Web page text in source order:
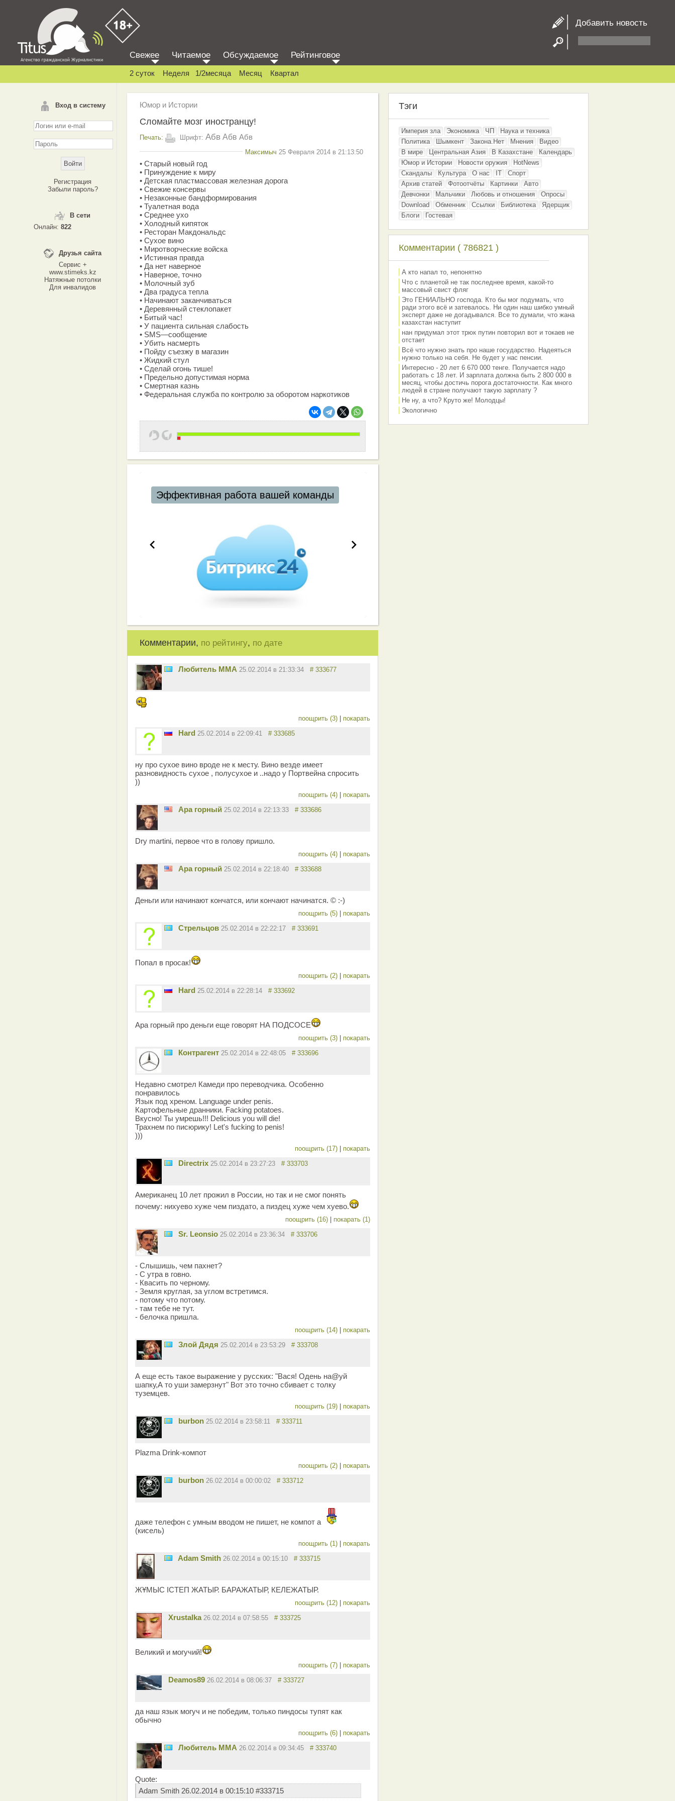
Добавить новость
Вход в систему
Регистрация
Забыли пароль?
В сети
Онлайн: 822
Друзья сайта
Сервис +
www.stimeks.kz
Натяжные потолки
Для инвалидов
Свежее Читаемое Обсуждаемое Рейтинговое
2 суток Неделя 1/2месяца Месяц Квартал
Юмор и Истории
Сломайте мозг иностранцу!
Печать: Шрифт: Абв Абв Абв
Максимыч 25 Февраля 2014 в 21:13:50
• Старый новый год
• Принуждение к миру
• Детская пластмассовая железная дорога
• Свежие консервы
• Незаконные бандформирования
• Туалетная вода
• Среднее ухо
• Холодный кипяток
• Ресторан Макдональдс
• Сухое вино
• Миротворческие войска
• Истинная правда
• Да нет наверное
• Наверное, точно
• Молочный зуб
• Два градуса тепла
• Начинают заканчиваться
• Деревянный стеклопакет
• Битый час!
• У пациента сильная слабость
• SMS—сообщение
• Убить насмерть
• Пойду съезжу в магазин
• Жидкий стул
• Сделай огонь тише!
• Предельно допустимая норма
• Смертная казнь
• Федеральная служба по контролю за оборотом наркотиков
Эффективная работа вашей команды
Комментарии, по рейтингу, по дате
Любитель ММА 25.02.2014 в 21:33:34 # 333677
поощрить (3) покарать
Hard 25.02.2014 в 22:09:41 # 333685
ну про сухое вино вроде не к месту. Вино везде имеет
разновидность сухое , полусухое и ..надо у Портвейна спросить
))
поощрить (4) покарать
Ара горный 25.02.2014 в 22:13:33 # 333686
Dry martini, первое что в голову пришло.
поощрить (4) покарать
Ара горный 25.02.2014 в 22:18:40 # 333688
Деньги или начинают кончатся, или кончают начинатся. © :-)
поощрить (5) покарать
Стрельцов 25.02.2014 в 22:22:17 # 333691
Попал в просак!
поощрить (2) покарать
Hard 25.02.2014 в 22:28:14 # 333692
Ара горный про деньги еще говорят НА ПОДСОСЕ
поощрить (3) покарать
Контрагент 25.02.2014 в 22:48:05 # 333696
Недавно смотрел Камеди про переводчика. Особенно
понравилось
Язык под хреном. Language under penis.
Картофельные дранники. Facking potatoes.
Вкусно! Ты умрешь!!! Delicious you will die!
Трахнем по писюрику! Let's fucking to penis!
)))
поощрить (17) покарать
Directrix 25.02.2014 в 23:27:23 # 333703
Американец 10 лет прожил в России, но так и не смог понять
почему: нихуево хуже чем пиздато, а пиздец хуже чем хуево.
поощрить (16) покарать (1)
Sr. Leonsio 25.02.2014 в 23:36:34 # 333706
- Слышишь, чем пахнет?
- С утра в говно.
- Квасить по черному.
- Земля круглая, за углом встретимся.
- потому что потому.
- там тебе не тут.
- белочка пришла.
поощрить (14) покарать
Злой Дядя 25.02.2014 в 23:53:29 # 333708
А еще есть такое выражение у русских: "Вася! Одень на@уй
шапку,А то уши замерзнут" Вот это точно сбивает с толку
туземцев.
поощрить (19) покарать
burbon 25.02.2014 в 23:58:11 # 333711
Plazma Drink-компот
поощрить (2) покарать
burbon 26.02.2014 в 00:00:02 # 333712
даже телефон с умным вводом не пишет, не компот а
(кисель)
поощрить (1) покарать
Adam Smith 26.02.2014 в 00:15:10 # 333715
ЖҰМЫС ІСТЕП ЖАТЫР. БАРАЖАТЫР, КЕЛЕЖАТЫР.
поощрить (12) покарать
Xrustalka 26.02.2014 в 07:58:55 # 333725
Великий и могучий!
поощрить (7) покарать
Deamos89 26.02.2014 в 08:06:37 # 333727
да наш язык могуч и не победим, только пиндосы тупят как
обычно
поощрить (6) покарать
Любитель ММА 26.02.2014 в 09:34:45 # 333740
Quote:
Adam Smith 26.02.2014 в 00:15:10 #333715
Тэги
Империя зла Экономика ЧП
Наука и техника
Политика
Шымкент Закона.Нет Мнения
Видео
В мире
Центральная Азия В Казахстане
Календарь
Юмор и Истории
Новости оружия
HotNews
Скандалы
Культура О нас IT
Спорт
Архив статей
Фотоотчёты Картинки
Авто
Девчонки
Мальчики Любовь и отношения
Опросы
Download
Обменник Ссылки Библиотека
Ядерщик
Блоги
Гостевая
Комментарии ( 786821 )
А кто напал то, непонятно
Что с планетой не так последнее время, какой-то
массовый свист фляг
Это ГЕНИАЛЬНО господа. Кто бы мог подумать, что
ради этого всё и затевалось. Ни один наш шибко умный
эксперт даже не догадывался. Все то думали, что жана
казахстан наступит
нан придумал этот трюк путин повторил вот и токаев не
отстает
Всё что нужно знать про наше государство. Надеяться
нужно только на себя. Не будет у нас пенсии.
Интересно - 20 лет 6 670 000 тенге. Получается надо
работать с 18 лет. И зарплата должна быть 2 800 000 в
месяц, чтобы достичь порога достаточности. Как много
людей в стране получают такую зарплату ?
Не ну, а что? Круто же! Молодцы!
Экологично